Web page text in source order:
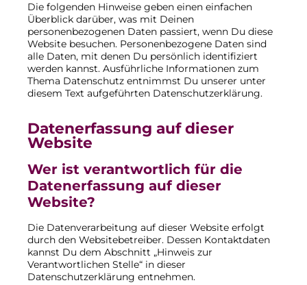
Die folgenden Hinweise geben einen einfachen
Überblick darüber, was mit Deinen
personenbezogenen Daten passiert, wenn Du diese
Website besuchen. Personenbezogene Daten sind
alle Daten, mit denen Du persönlich identifiziert
werden kannst. Ausführliche Informationen zum
Thema Datenschutz entnimmst Du unserer unter
diesem Text aufgeführten Datenschutzerklärung.
Datenerfassung auf dieser
Website
Wer ist verantwortlich für die
Datenerfassung auf dieser
Website?
Die Datenverarbeitung auf dieser Website erfolgt
durch den Websitebetreiber. Dessen Kontaktdaten
kannst Du dem Abschnitt „Hinweis zur
Verantwortlichen Stelle“ in dieser
Datenschutzerklärung entnehmen.